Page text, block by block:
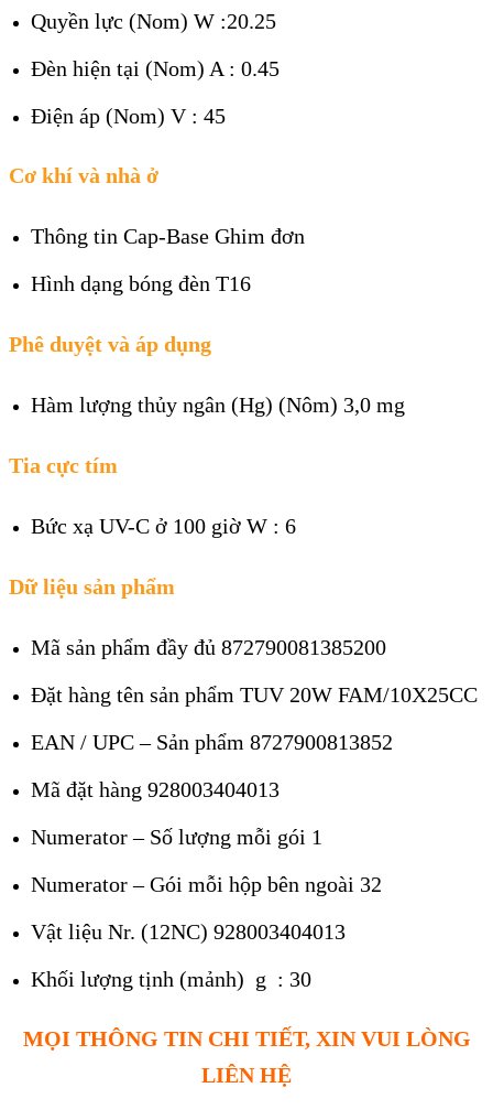
Quyền lực (Nom) W :20.25
Đèn hiện tại (Nom) A : 0.45
Điện áp (Nom) V : 45
Cơ khí và nhà ở
Thông tin Cap-Base Ghim đơn
Hình dạng bóng đèn T16
Phê duyệt và áp dụng
Hàm lượng thủy ngân (Hg) (Nôm) 3,0 mg
Tia cực tím
Bức xạ UV-C ở 100 giờ W : 6
Dữ liệu sản phẩm
Mã sản phẩm đầy đủ 872790081385200
Đặt hàng tên sản phẩm TUV 20W FAM/10X25CC
EAN / UPC – Sản phẩm 8727900813852
Mã đặt hàng 928003404013
Numerator – Số lượng mỗi gói 1
Numerator – Gói mỗi hộp bên ngoài 32
Vật liệu Nr. (12NC) 928003404013
Khối lượng tịnh (mảnh) g : 30
MỌI THÔNG TIN CHI TIẾT, XIN VUI LÒNG
LIÊN HỆ